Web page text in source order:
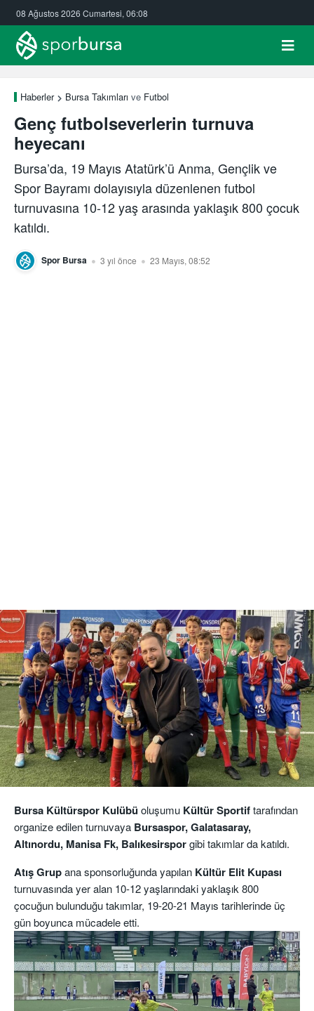
08 Ağustos 2026 Cumartesi, 06:08
Haberler Bursa Takımları ve Futbol
Genç futbolseverlerin turnuva
heyecanı
Bursa’da, 19 Mayıs Atatürk’ü Anma, Gençlik ve
Spor Bayramı dolayısıyla düzenlenen futbol
turnuvasına 10-12 yaş arasında yaklaşık 800 çocuk
katıldı.
Spor Bursa 3 yıl önce 23 Mayıs, 08:52
Bursa Kültürspor Kulübüoluşumu Kültür Sportiftarafından
organize edilen turnuvaya Bursaspor,Galatasaray,
Altınordu, Manisa Fk, Balıkesirsporgibi takımlar da katıldı.
Atış Grupana sponsorluğunda yapılan Kültür Elit Kupası
turnuvasında yer alan 10-12 yaşlarındaki yaklaşık 800
çocuğun bulunduğu takımlar, 19-20-21 Mayıs tarihlerinde üç
gün boyunca mücadele etti.